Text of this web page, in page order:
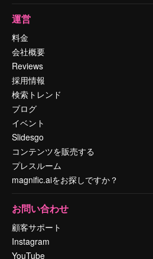
運営
料金
会社概要
Reviews
採用情報
検索トレンド
ブログ
イベント
Slidesgo
コンテンツを販売する
プレスルーム
magnific.aiをお探しですか？
お問い合わせ
顧客サポート
Instagram
YouTube